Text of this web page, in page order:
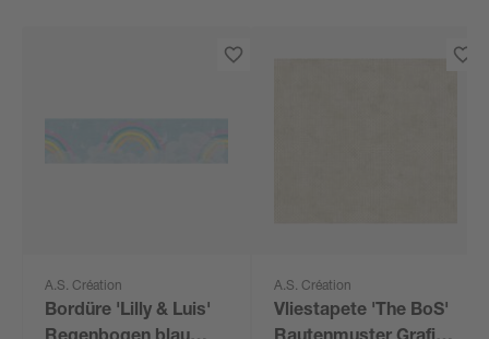
A.S. Création
Bordüre 'Lilly & Luis'
A.S. Création
Vliestapete 'The BoS'